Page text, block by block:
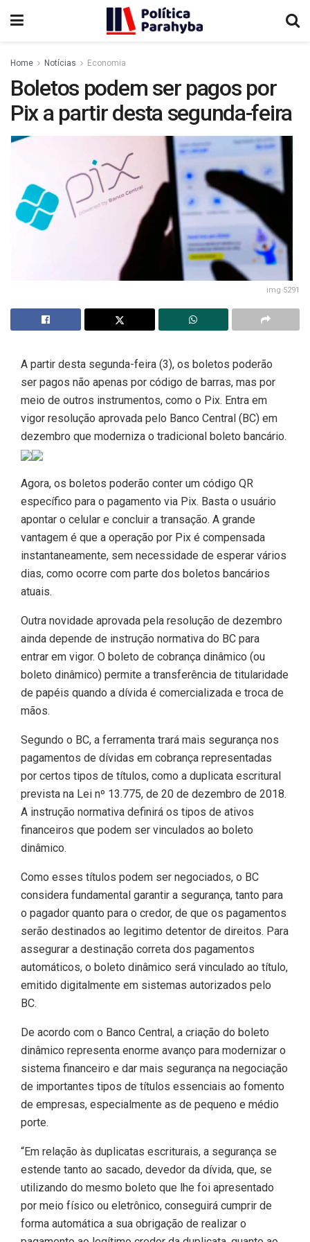
Home Notícias Economia
Boletos podem ser pagos por
Pix a partir desta segunda-feira
img 5291
A partir desta segunda-feira (3), os boletos poderão
ser pagos não apenas por código de barras, mas por
meio de outros instrumentos, como o Pix. Entra em
vigor resolução aprovada pelo Banco Central (BC) em
dezembro que moderniza o tradicional boleto bancário.
Agora, os boletos poderão conter um código QR
específico para o pagamento via Pix. Basta o usuário
apontar o celular e concluir a transação. A grande
vantagem é que a operação por Pix é compensada
instantaneamente, sem necessidade de esperar vários
dias, como ocorre com parte dos boletos bancários
atuais.
Outra novidade aprovada pela resolução de dezembro
ainda depende de instrução normativa do BC para
entrar em vigor. O boleto de cobrança dinâmico (ou
boleto dinâmico) permite a transferência de titularidade
de papéis quando a dívida é comercializada e troca de
mãos.
Segundo o BC, a ferramenta trará mais segurança nos
pagamentos de dívidas em cobrança representadas
por certos tipos de títulos, como a duplicata escritural
prevista na Lei nº 13.775, de 20 de dezembro de 2018.
A instrução normativa definirá os tipos de ativos
financeiros que podem ser vinculados ao boleto
dinâmico.
Como esses títulos podem ser negociados, o BC
considera fundamental garantir a segurança, tanto para
o pagador quanto para o credor, de que os pagamentos
serão destinados ao legitimo detentor de direitos. Para
assegurar a destinação correta dos pagamentos
automáticos, o boleto dinâmico será vinculado ao título,
emitido digitalmente em sistemas autorizados pelo
BC.
De acordo com o Banco Central, a criação do boleto
dinâmico representa enorme avanço para modernizar o
sistema financeiro e dar mais segurança na negociação
de importantes tipos de títulos essenciais ao fomento
de empresas, especialmente as de pequeno e médio
porte.
“Em relação às duplicatas escriturais, a segurança se
estende tanto ao sacado, devedor da dívida, que, se
utilizando do mesmo boleto que lhe foi apresentado
por meio físico ou eletrônico, conseguirá cumprir de
forma automática a sua obrigação de realizar o